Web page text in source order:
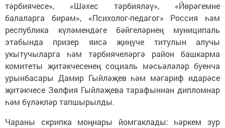
тәрбиячесе», «Шәхес тәрбияләү», «Йөрәгемне
балаларга бирәм», «Психолог-педагог» Россия һәм
республика күләмендәге бәйгеләрнең муниципаль
этабында призер яисә җиңүче титулын алучы
укытучыларга һәм тәрбиячеләргә район башкарма
комитеты җитәкчесенең социаль мәсьәләләр буенча
урынбасары Дамир Гыйләҗев һәм мәгариф идарәсе
җитәкчесе Зөлфия Гыйләҗева тарафыннан дипломнар
һәм бүләкләр тапшырылды.
Чараны скрипка моңнары йомгаклады: һәркем зур